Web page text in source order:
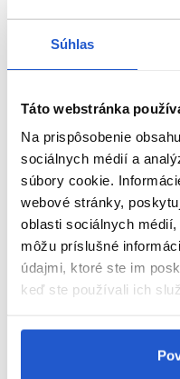
Súhlas
Táto webstránka
Na prispôsobenie
sociálnych médií a
súbory cookie.
webové stránky,
oblasti sociálnych
môžu príslušné
údajmi, ktoré ste im
keď ste používali ich
Môže byť použitý ako
Parametre
Video
Značka
Hodnotenia